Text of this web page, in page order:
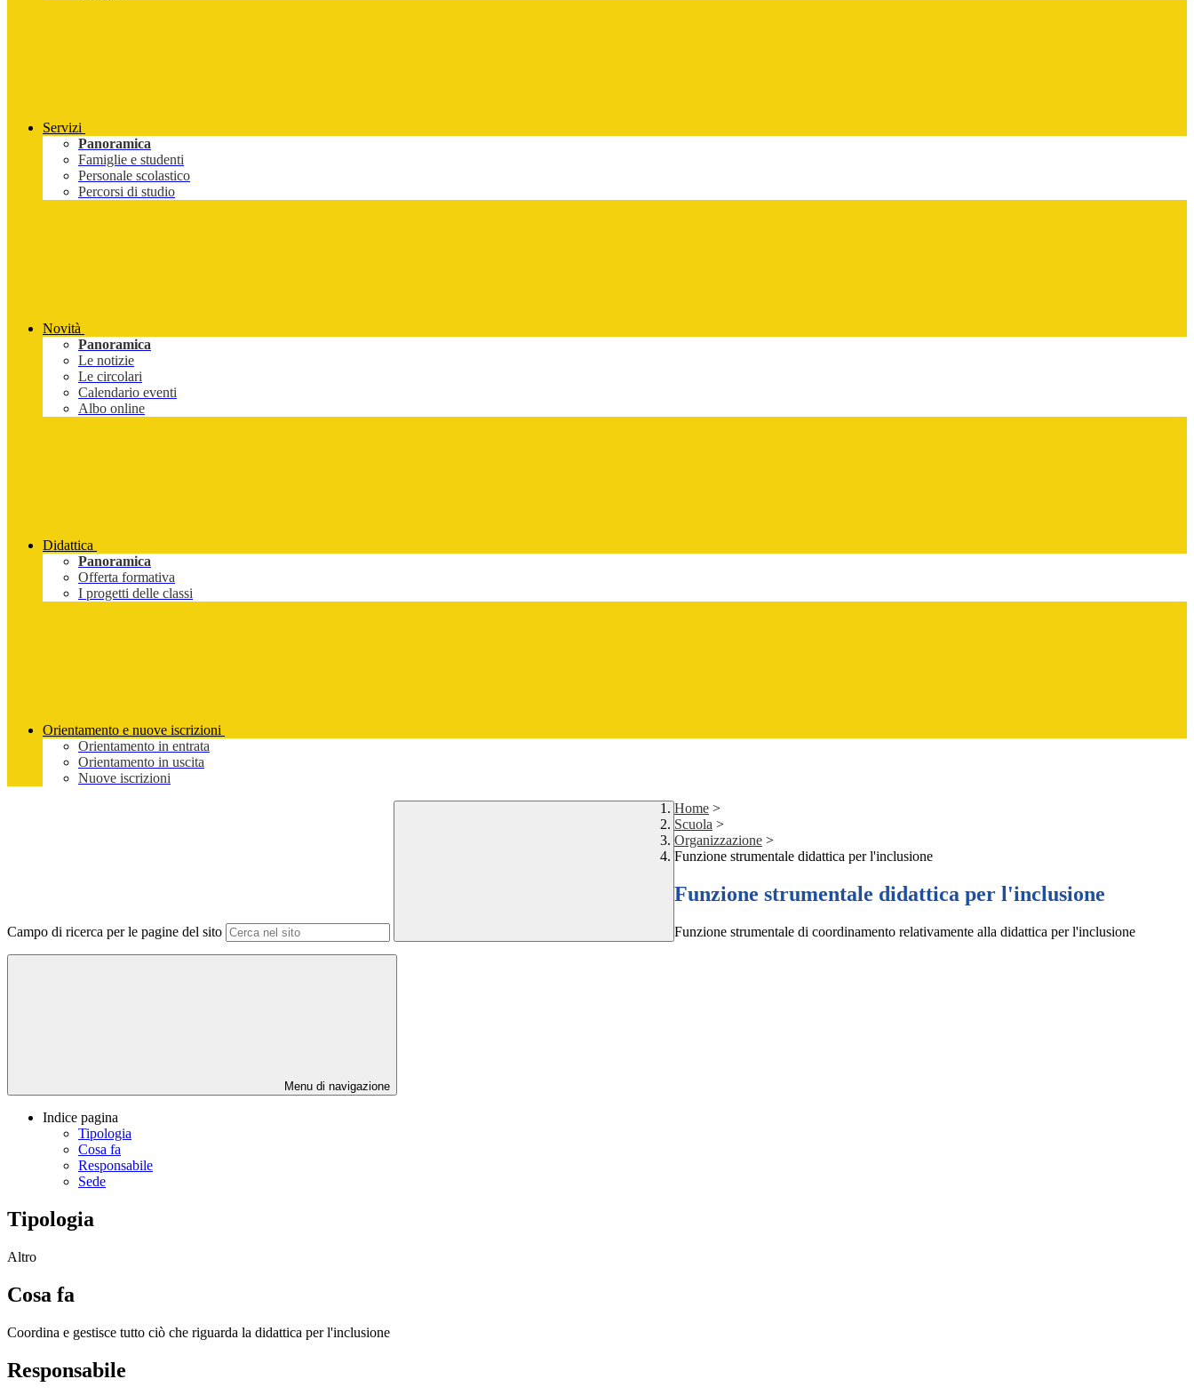
Servizi
Panoramica
Famiglie e studenti
Personale scolastico
Percorsi di studio
Novità
Panoramica
Le notizie
Le circolari
Calendario eventi
Albo online
Didattica
Panoramica
Offerta formativa
I progetti delle classi
Orientamento e nuove iscrizioni
Orientamento in entrata
Orientamento in uscita
Nuove iscrizioni
Campo di ricerca per le pagine del sito
Home >
Scuola >
Organizzazione >
Funzione strumentale didattica per l'inclusione
Funzione strumentale didattica per l'inclusione
Funzione strumentale di coordinamento relativamente alla didattica per l'inclusione
Menu di navigazione
Indice pagina
Tipologia
Cosa fa
Responsabile
Sede
Tipologia
Altro
Cosa fa
Coordina e gestisce tutto ciò che riguarda la didattica per l'inclusione
Responsabile